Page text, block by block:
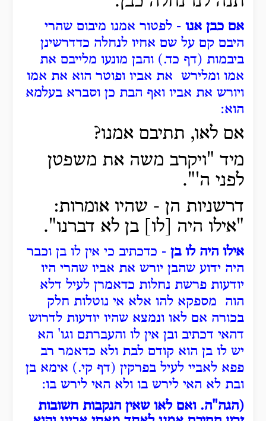
אם כבן אנו - לפטור אמנו מיבום שהרי
היבם קם על שם אחיו לנחלה כדדרשינן
ביבמות (דף כד.) והבן מונעו מלייבם את
אמו ומלירש את אביו ופוטר הוא את אמו
ויורש את אביו ואף הבת כן וסברא בעלמא
הוא:
אם לאו, תתיבם אמנו?
מיד "ויקרב משה את משפטן
לפני ה'".
דרשניות הן - שהיו אומרות:
"אילו היה [לו] בן לא דברנו".
אילו היה לו בן - כדכתיב כי אין לו בן וכבר
היה ידוע שהבן יורש את אביו שהרי היו
יודעות פרשת נחלות כדאמרן לעיל דלא
הוה מספקא להו אלא אי נוטלות חלק
בכורה אם לאו ונמצא שהיו יודעות לדרוש
דהאי דכתיב ובן אין לו והעברתם וגו' הא
יש לו בן הוא קודם לבת ולא כדאמר רב
פפא לאביי לעיל בפרקין (דף קי.) אימא בן
ובת לא האי לירש בו ולא האי לירש בו:
(הגה"ה. ואם לאו שאין הנקבות חשובות